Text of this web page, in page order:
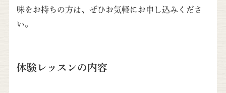
味をお持ちの方は、ぜひお気軽にお申し込みくださ
い。
体験レッスンの内容